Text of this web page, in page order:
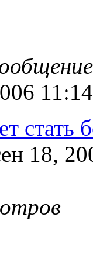
стать
18,